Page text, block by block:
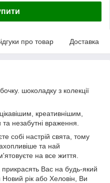
про товар Доставка
шоколадку з колекції
креативнішим,
незабутні враження.
собі настрій свята, тому
та най
на все життя.
Вас на будь-який
рік або Хеловін, Ви